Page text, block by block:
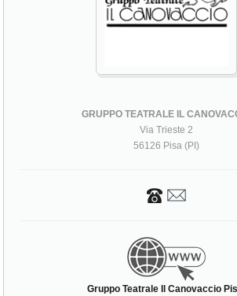
GRUPPO TEATRALE IL
Via Trieste 2
56126 Pisa (PI)
Gruppo Teatrale Il Canovaccio